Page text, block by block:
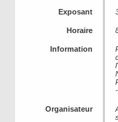
Exposant
Horaire
Information
Organisateur